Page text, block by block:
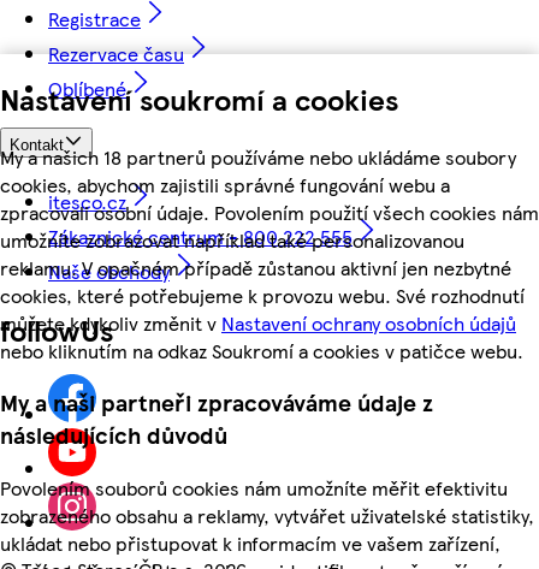
Nastavení soukromí a cookies
My a našich 18 partnerů používáme nebo ukládáme soubory
cookies, abychom zajistili správné fungování webu a
zpracovali osobní údaje. Povolením použití všech cookies nám
umožníte zobrazovat například také personalizovanou
reklamu. V opačném případě zůstanou aktivní jen nezbytné
cookies, které potřebujeme k provozu webu. Své rozhodnutí
můžete kdykoliv změnit v Nastavení ochrany osobních údajů
nebo kliknutím na odkaz Soukromí a cookies v patičce webu.
My a naši partneři zpracováváme údaje z
následujících důvodů
Povolením souborů cookies nám umožníte měřit efektivitu
zobrazeného obsahu a reklamy, vytvářet uživatelské statistiky,
ukládat nebo přistupovat k informacím ve vašem zařízení,
Registrace
Rezervace času
Oblíbené
Kontakt
itesco.cz
Zákaznické centrum - 800 222 555
Naše obchody
followUs